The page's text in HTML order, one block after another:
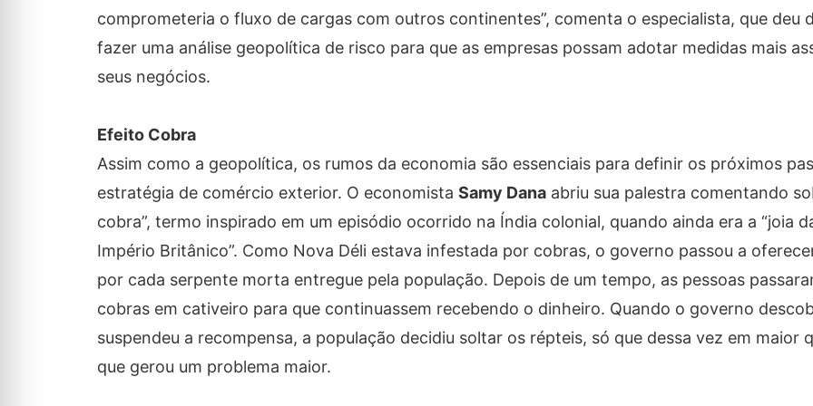
comprometeria o fluxo de cargas com outros continentes”, comenta o especialista, que deu
fazer uma análise geopolítica de risco para que as empresas possam adotar medidas mais
seus negócios.
Efeito Cobra
Assim como a geopolítica, os rumos da economia são essenciais para definir os próximos
estratégia de comércio exterior. O economista Samy Danaabriu sua palestra comentando
cobra”, termo inspirado em um episódio ocorrido na Índia colonial, quando ainda era a “joia
Império Britânico”. Como Nova Déli estava infestada por cobras, o governo passou a
por cada serpente morta entregue pela população. Depois de um tempo, as pessoas
cobras em cativeiro para que continuassem recebendo o dinheiro. Quando o governo
suspendeu a recompensa, a população decidiu soltar os répteis, só que dessa vez em maior
que gerou um problema maior.